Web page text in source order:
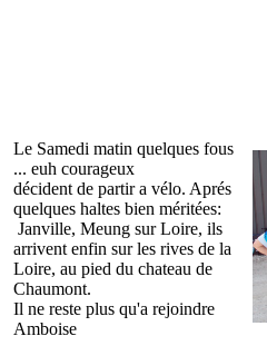
Le Samedi matin quelques fous
... euh courageux
décident de partir a vélo. Aprés
quelques haltes bien méritées:
Janville, Meung sur Loire, ils
arrivent enfin sur les rives de la
Loire, au pied du chateau de
Chaumont.
Il ne reste plus qu'a rejoindre
Amboise